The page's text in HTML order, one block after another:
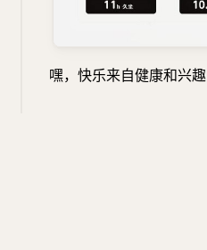
嘿，快乐来自健康和兴趣